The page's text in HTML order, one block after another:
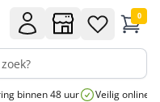
0
binnen 48 uur Veilig online